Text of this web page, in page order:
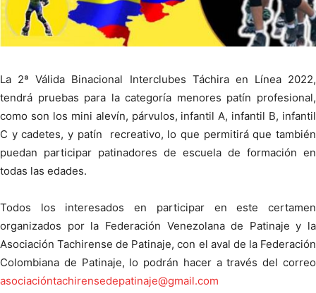
La 2ª Válida Binacional Interclubes Táchira en Línea 2022,
tendrá pruebas para la categoría menores patín profesional,
como son los mini alevín, párvulos, infantil A, infantil B, infantil
C y cadetes, y patín recreativo, lo que permitirá que también
puedan participar patinadores de escuela de formación en
todas las edades.
Todos los interesados en participar en este certamen
organizados por la Federación Venezolana de Patinaje y la
Asociación Tachirense de Patinaje, con el aval de la Federación
Colombiana de Patinaje, lo podrán hacer a través del correo
asociacióntachirensedepatinaje@gmail.com